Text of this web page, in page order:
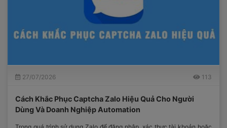
27/07/2026 113
Cách Khắc Phục Captcha Zalo Hiệu Quả Cho Người
Dùng Và Doanh Nghiệp Automation
Trong quá trình sử dụng Zalo để đăng nhập, xác thực tài khoản hoặc